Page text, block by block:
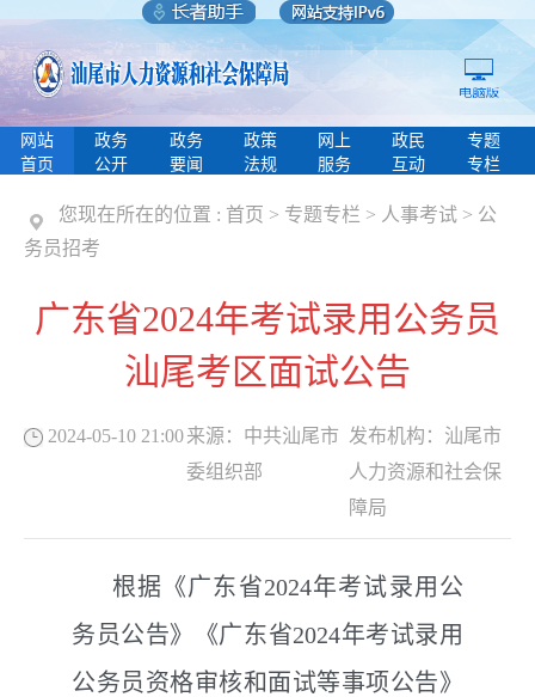
网站
首页
政务
公开
政务
要闻
政策
法规
网上
服务
政民
互动
专题
专栏
您现在所在的位置 : 首页 > 专题专栏 > 人事考试 > 公
务员招考
广东省2024年考试录用公务员
汕尾考区面试公告
2024-05-10 21:00来源： 中共汕尾市
委组织部
发布机构： 汕尾市
人力资源和社会保
障局
根据《广东省2024年考试录用公
务员公告》《广东省2024年考试录用
公务员资格审核和面试等事项公告》